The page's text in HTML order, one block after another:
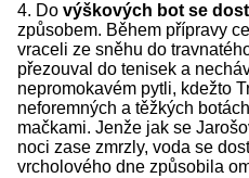
4. Do výškových bot se
způsobem. Během přípravy
vraceli ze sněhu do
přezouval do tenisek a
nepromokavém pytli, kdežto
neforemných a těžkých
mačkami. Jenže jak se
noci zase zmrzly, voda se
vrcholového dne způsobila